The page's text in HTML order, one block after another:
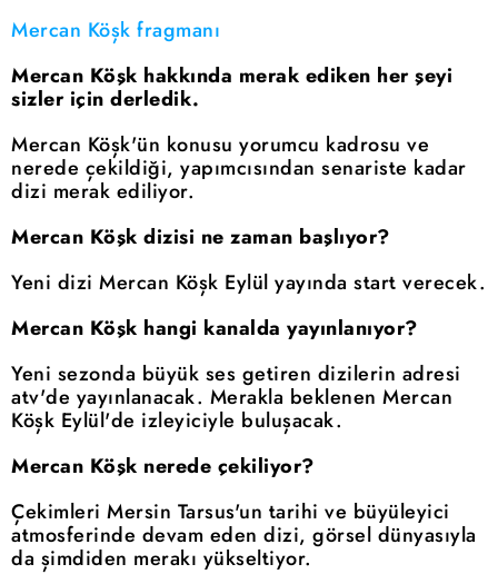
Mercan Köşk fragmanı
Mercan Köşk hakkında merak ediken her şeyi
sizler için derledik.
Mercan Köşk'ün konusu yorumcu kadrosu ve
nerede çekildiği, yapımcısından senariste kadar
dizi merak ediliyor.
Mercan Köşk dizisi ne zaman başlıyor?
Yeni dizi Mercan Köşk Eylül yayında start verecek.
Mercan Köşk hangi kanalda yayınlanıyor?
Yeni sezonda büyük ses getiren dizilerin adresi
atv'de yayınlanacak. Merakla beklenen Mercan
Köşk Eylül'de izleyiciyle buluşacak.
Mercan Köşk nerede çekiliyor?
Çekimleri Mersin Tarsus'un tarihi ve büyüleyici
atmosferinde devam eden dizi, görsel dünyasıyla
da şimdiden merakı yükseltiyor.